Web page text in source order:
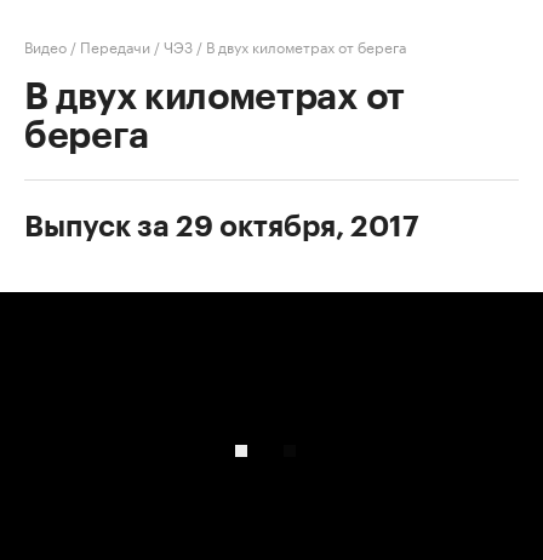
Видео / Передачи /ЧЭЗ / В двух километрах от берега
В двух километрах от
берега
Выпуск за 29 октября, 2017